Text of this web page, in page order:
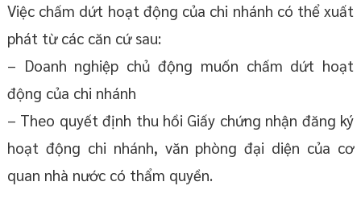
Việc chấm dứt hoạt động của chi nhánh có thể xuất
phát từ các căn cứ sau:
– Doanh nghiệp chủ động muốn chấm dứt hoạt
động của chi nhánh
– Theo quyết định thu hồi Giấy chứng nhận đăng ký
hoạt động chi nhánh, văn phòng đại diện của cơ
quan nhà nước có thẩm quyền.